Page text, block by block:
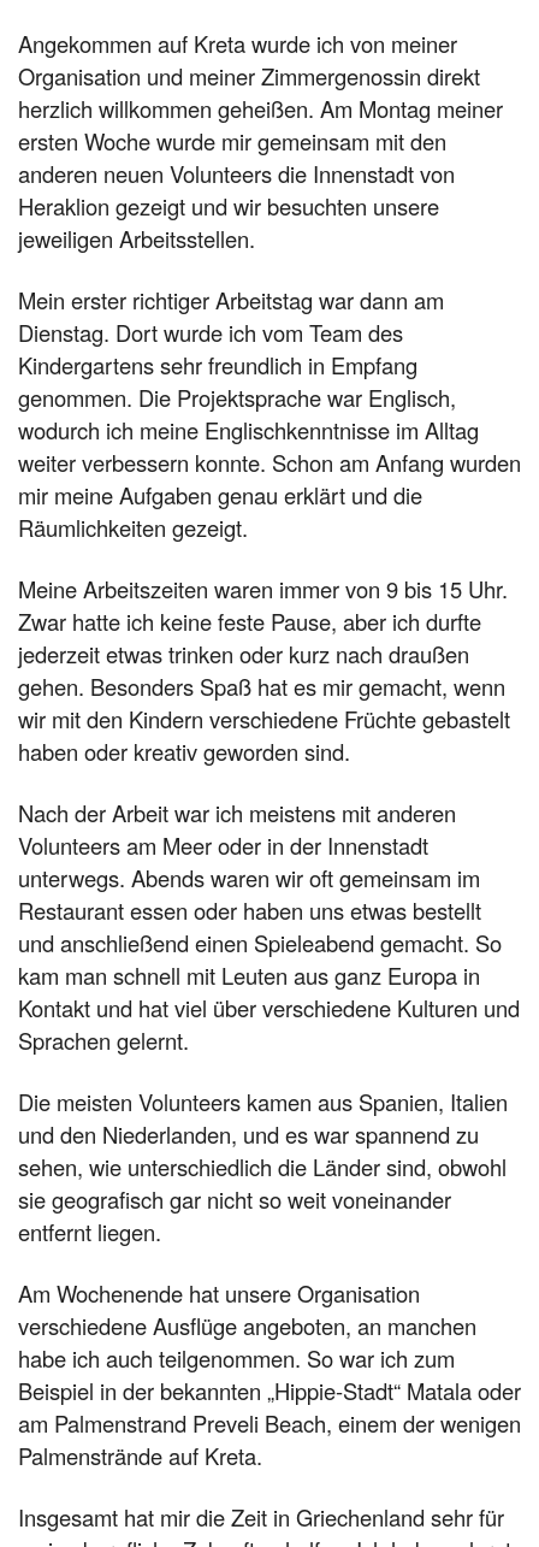
Angekommen auf Kreta wurde ich von meiner
Organisation und meiner Zimmergenossin direkt
herzlich willkommen geheißen. Am Montag meiner
ersten Woche wurde mir gemeinsam mit den
anderen neuen Volunteers die Innenstadt von
Heraklion gezeigt und wir besuchten unsere
jeweiligen Arbeitsstellen.
Mein erster richtiger Arbeitstag war dann am
Dienstag. Dort wurde ich vom Team des
Kindergartens sehr freundlich in Empfang
genommen. Die Projektsprache war Englisch,
wodurch ich meine Englischkenntnisse im Alltag
weiter verbessern konnte. Schon am Anfang wurden
mir meine Aufgaben genau erklärt und die
Räumlichkeiten gezeigt.
Meine Arbeitszeiten waren immer von 9 bis 15 Uhr.
Zwar hatte ich keine feste Pause, aber ich durfte
jederzeit etwas trinken oder kurz nach draußen
gehen. Besonders Spaß hat es mir gemacht, wenn
wir mit den Kindern verschiedene Früchte gebastelt
haben oder kreativ geworden sind.
Nach der Arbeit war ich meistens mit anderen
Volunteers am Meer oder in der Innenstadt
unterwegs. Abends waren wir oft gemeinsam im
Restaurant essen oder haben uns etwas bestellt
und anschließend einen Spieleabend gemacht. So
kam man schnell mit Leuten aus ganz Europa in
Kontakt und hat viel über verschiedene Kulturen und
Sprachen gelernt.
Die meisten Volunteers kamen aus Spanien, Italien
und den Niederlanden, und es war spannend zu
sehen, wie unterschiedlich die Länder sind, obwohl
sie geografisch gar nicht so weit voneinander
entfernt liegen.
Am Wochenende hat unsere Organisation
verschiedene Ausflüge angeboten, an manchen
habe ich auch teilgenommen. So war ich zum
Beispiel in der bekannten „Hippie-Stadt“ Matala oder
am Palmenstrand Preveli Beach, einem der wenigen
Palmenstrände auf Kreta.
Insgesamt hat mir die Zeit in Griechenland sehr für